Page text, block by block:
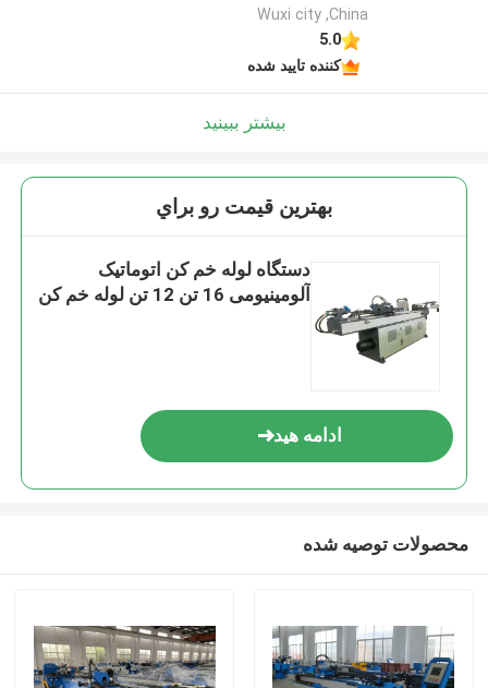
Wuxi city ,China
5.0
کننده تایید شده
بیشتر ببینید
بهترين قيمت رو براي
دستگاه لوله خم کن اتوماتیک
آلومینیومی 16 تن 12 تن لوله خم کن
ادامه هید
محصولات توصیه شده